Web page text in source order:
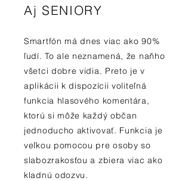
Aj SENIORY
Smartfón má dnes viac ako 90%
ľudí. To ale neznamená, že naňho
všetci dobre vidia. Preto je v
aplikácii k dispozícii voliteľná
funkcia hlasového komentára,
ktorú si môže každý občan
jednoducho aktivovať. Funkcia je
veľkou pomocou pre osoby so
slabozrakosťou a zbiera viac ako
kladnú odozvu.